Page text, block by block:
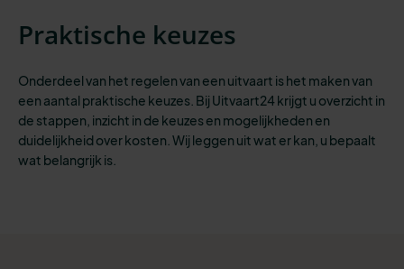
Praktische keuzes
Onderdeel van het regelen van een uitvaart is het maken van
een aantal praktische keuzes. Bij Uitvaart24 krijgt u overzicht in
de stappen, inzicht in de keuzes en mogelijkheden en
duidelijkheid over kosten. Wij leggen uit wat er kan, u bepaalt
wat belangrijk is.